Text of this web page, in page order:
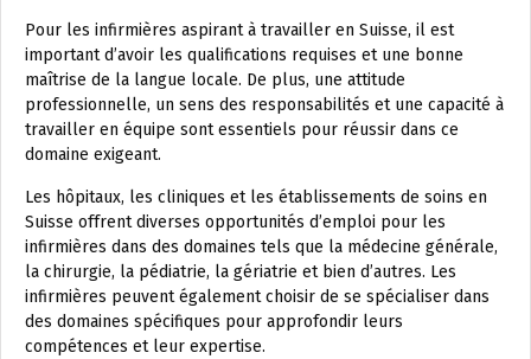
Pour les infirmières aspirant à travailler en Suisse, il est
important d’avoir les qualifications requises et une bonne
maîtrise de la langue locale. De plus, une attitude
professionnelle, un sens des responsabilités et une capacité à
travailler en équipe sont essentiels pour réussir dans ce
domaine exigeant.
Les hôpitaux, les cliniques et les établissements de soins en
Suisse offrent diverses opportunités d’emploi pour les
infirmières dans des domaines tels que la médecine générale,
la chirurgie, la pédiatrie, la gériatrie et bien d’autres. Les
infirmières peuvent également choisir de se spécialiser dans
des domaines spécifiques pour approfondir leurs
compétences et leur expertise.